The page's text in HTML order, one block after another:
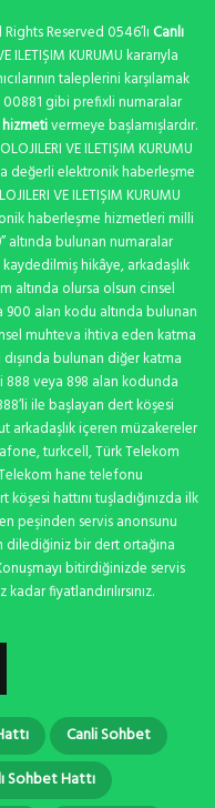
Reserved 0546’lı Canlı
ILETIŞIM KURUMU kararıyla
taleplerini karşılamak
gibi prefixli numaralar
hizmetivermeye başlamışlardır.
VE ILETIŞIM KURUMU
değerli elektronik haberleşme
VE ILETIŞIM KURUMU
haberleşme hizmetleri milli
altında bulunan numaralar
hikâye, arkadaşlık
altında olursa olsun cinsel
alan kodu altında bulunan
muhteva ihtiva eden katma
bulunan diğer katma
veya 898 alan kodunda
ile başlayan dert köşesi
arkadaşlık içeren müzakereler
turkcell, Türk Telekom
hane telefonu
hattını tuşladığınızda ilk
peşinden servis anonsunu
bir dert ortağına
bitirdiğinizde servis
fiyatlandırılırsınız.
Canli Sohbet
Sohbet Hattı